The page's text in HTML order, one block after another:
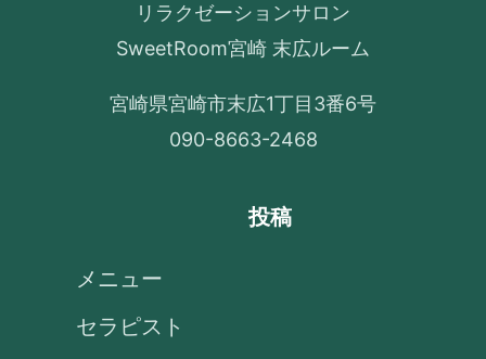
リラクゼーションサロン
SweetRoom宮崎 末広ルーム
宮崎県宮崎市末広1丁目3番6号
090-8663-2468
投稿
メニュー
セラピスト